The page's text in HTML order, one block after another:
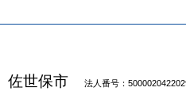
佐世保市 法人番号：